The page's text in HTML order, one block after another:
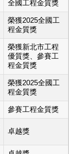
全國工程金質獎
榮獲2025全國工
程金質獎
榮獲新北市工程
優質獎、參賽工
程金質獎
榮獲2025全國工
程金質獎
參賽工程金質獎
卓越獎